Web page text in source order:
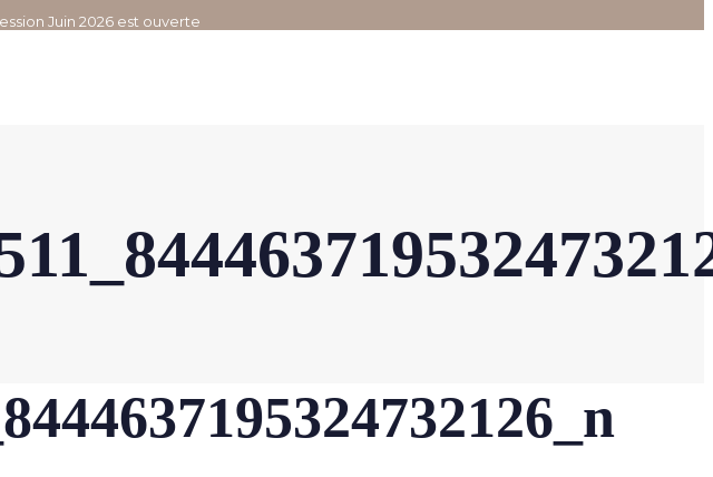
Juin 2026 est ouverte